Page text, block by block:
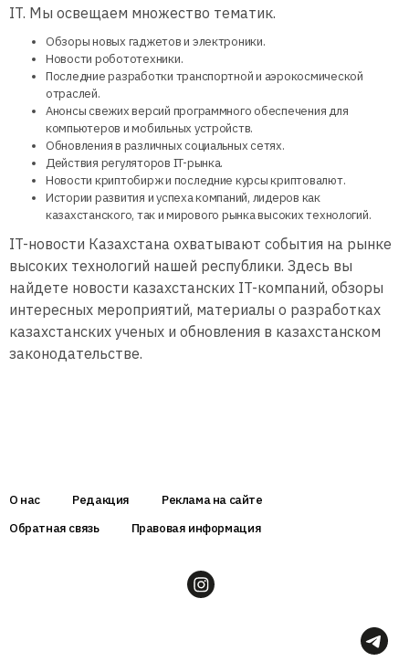
IT. Мы освещаем множество тематик.
Обзоры новых гаджетов и электроники.
Новости робототехники.
Последние разработки транспортной и аэрокосмической
отраслей.
Анонсы свежих версий программного обеспечения для
компьютеров и мобильных устройств.
Обновления в различных социальных сетях.
Действия регуляторов IT-рынка.
Новости криптобирж и последние курсы криптовалют.
Истории развития и успеха компаний, лидеров как
казахстанского, так и мирового рынка высоких технологий.
IT-новости Казахстана охватывают события на рынке
высоких технологий нашей республики. Здесь вы
найдете новости казахстанских IT-компаний, обзоры
интересных мероприятий, материалы о разработках
казахстанских ученых и обновления в казахстанском
законодательстве.
О нас Редакция
Реклама на сайте
Обратная связь
Правовая информация